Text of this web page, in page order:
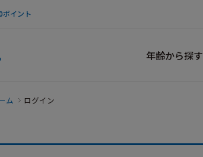
ポイント
年齢から探す
ム ログイン